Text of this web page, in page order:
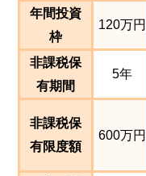
年間投資
枠
120万円
非課税保
有期間
5年
非課税保
有限度額
600万円